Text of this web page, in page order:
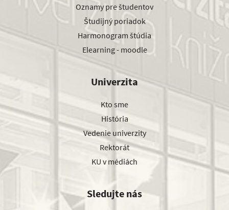
Oznamy pre študentov
Študijný poriadok
Harmonogram štúdia
Elearning - moodle
Univerzita
Kto sme
História
Vedenie univerzity
Rektorát
KU v médiách
Sledujte nás